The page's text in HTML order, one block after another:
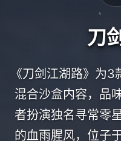
刀
《刀剑江湖路》为
混合沙盒内容，品
者扮演独名寻常零
的血雨腥风，位子